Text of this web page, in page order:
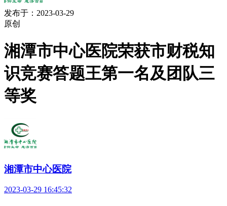
发布于：2023-03-29
原创
湘潭市中心医院荣获市财税知
识竞赛答题王第一名及团队三
等奖
湘潭市中心医院
2023-03-29 16:45:32